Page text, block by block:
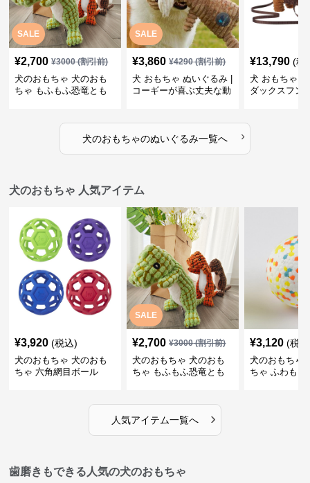
SALE
¥2,700 ¥3000(割引前)
犬のおもちゃ 犬のおも
ちゃ もふもふ恐竜とも
SALE
¥3,860 ¥4290(割引前)
犬 おもちゃ ぬいぐるみ |
コーギーが喜ぶ丈夫な動
¥13,790 (税
犬 おもちゃ
ダックスフン
犬のおもちゃのぬいぐるみ一覧へ ›
犬のおもちゃ 人気アイテム
¥3,920 (税込)
犬のおもちゃ 犬のおも
ちゃ 六角網目ボール
SALE
¥2,700 ¥3000(割引前)
犬のおもちゃ 犬のおも
ちゃ もふもふ恐竜とも
¥3,120 (税
犬のおもちゃ
ちゃ ふわもこ
人気アイテム一覧へ ›
歯磨きもできる人気の犬のおもちゃ